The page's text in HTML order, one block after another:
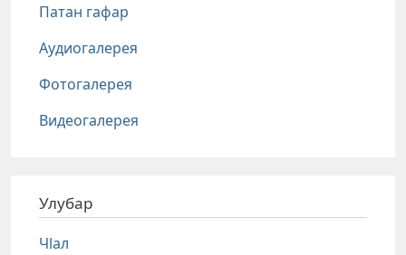
Патан гафар
Аудиогалерея
Фотогалерея
Видеогалерея
Улубар
Чlал